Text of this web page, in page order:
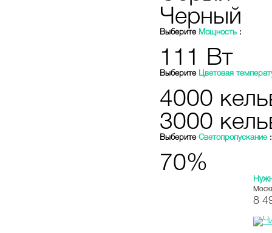
Черный
Выберите Мощность :
111 Вт
Выберите Цветовая
4000
3000
Выберите Светопропускание :
70%
8